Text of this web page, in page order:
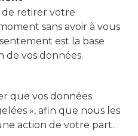
de retirer votre
sans avoir à vous
est la base
de vos données.
que vos données
», afin que nous les
action de votre part.